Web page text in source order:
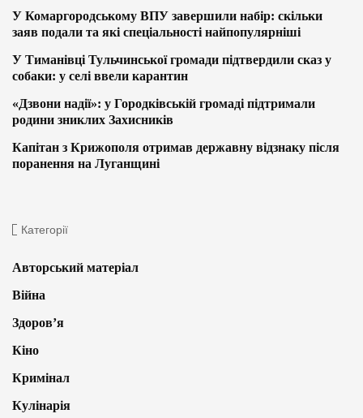
У Комаргородському ВПУ завершили набір: скільки
заяв подали та які спеціальності найпопулярніші
У Тиманівці Тульчинської громади підтвердили сказ у
собаки: у селі ввели карантин
«Дзвони надії»: у Городківській громаді підтримали
родини зниклих Захисників
Капітан з Крижополя отримав державну відзнаку після
поранення на Луганщині
Категорії
Авторський матеріал
Війна
Здоров’я
Кіно
Кримінал
Кулінарія